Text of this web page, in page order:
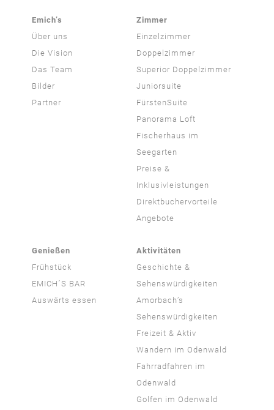
Emich’s
Über uns
Die Vision
Das Team
Bilder
Partner
Zimmer
Einzelzimmer
Doppelzimmer
Superior Doppelzimmer
Juniorsuite
FürstenSuite
Panorama Loft
Fischerhaus im
Seegarten
Preise &
Inklusivleistungen
Direktbuchervorteile
Angebote
Genießen
Frühstück
EMICH´S BAR
Auswärts essen
Aktivitäten
Geschichte &
Sehenswürdigkeiten
Amorbach’s
Sehenswürdigkeiten
Freizeit & Aktiv
Wandern im Odenwald
Fahrradfahren im
Odenwald
Golfen im Odenwald